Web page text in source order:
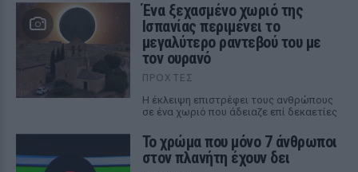
Ένα ξεχασμένο χωριό της
Ισπανίας περιμένει το
μεγαλύτερο ραντεβού του με
τον ουρανό
ΠΡΟΧΤΈΣ
Η έκλειψη επιστρέφει τους ανθρώπους
σε ένα χωριό που άδειαζε επί δεκαετίες
Το χρώμα που μόνο 7 άνθρωποι
στον πλανήτη έχουν δει